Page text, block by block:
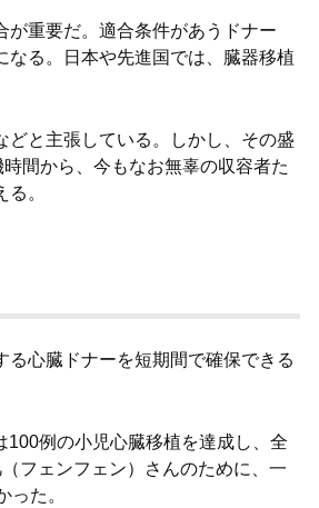
が重要だ。適合条件があうドナー
る。日本や先進国では、臓器移植
と主張している。しかし、その盛
間から、今もなお無辜の収容者た
。
心臓ドナーを短期間で確保できる
例の小児心臓移植を達成し、全
フェンフェン）さんのために、一
た。